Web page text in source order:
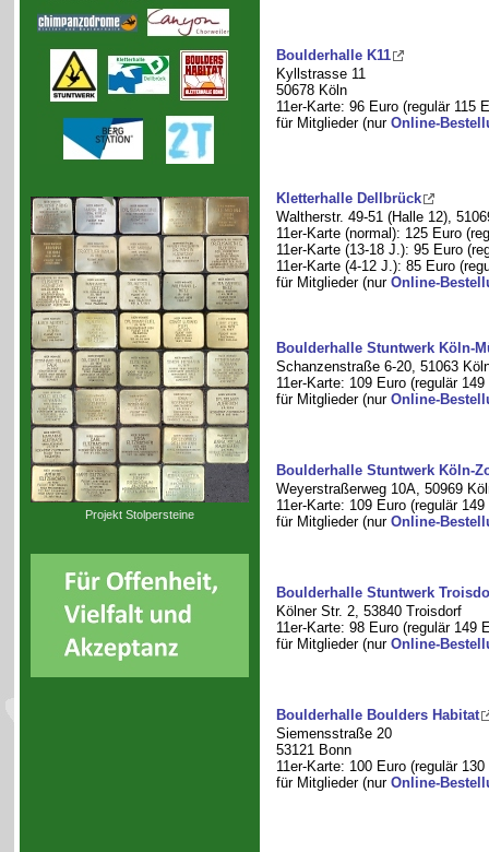
Projekt Stolpersteine
Boulderhalle K11
Kyllstrasse 11
50678 Köln
11er-Karte: 96 Euro (regulär 115
für Mitglieder (nur Online-
Kletterhalle Dellbrück
Waltherstr. 49-51 (Halle 12),
11er-Karte (normal): 125 Euro
11er-Karte (13-18 J.): 95 Euro
11er-Karte (4-12 J.): 85 Euro
für Mitglieder (nur Online-
Boulderhalle Stuntwerk Köln-
Schanzenstraße 6-20, 51063
11er-Karte: 109 Euro (regulär 149
für Mitglieder (nur Online-
Boulderhalle Stuntwerk Köln-
Weyerstraßerweg 10A, 50969
11er-Karte: 109 Euro (regulär 149
für Mitglieder (nur Online-
Boulderhalle Stuntwerk
Kölner Str. 2, 53840 Troisdorf
11er-Karte: 98 Euro (regulär 149
für Mitglieder (nur Online-
Boulderhalle Boulders Habitat
Siemensstraße 20
53121 Bonn
11er-Karte: 100 Euro (regulär 130
für Mitglieder (nur Online-